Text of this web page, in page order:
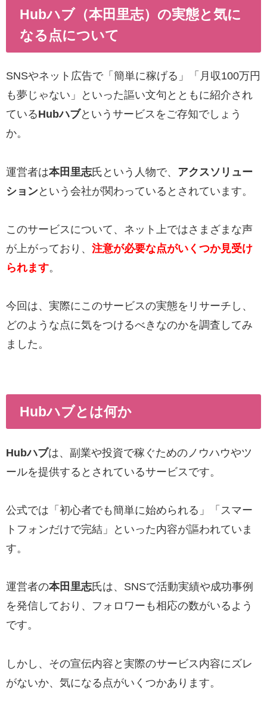
Hubハブ（本田里志）の実態と気に
なる点について
SNSやネット広告で「簡単に稼げる」「月収100万円
も夢じゃない」といった謳い文句とともに紹介され
ているHubハブというサービスをご存知でしょう
か。
運営者は本田里志氏という人物で、 アクスソリュー
ションという会社が関わっているとされています。
このサービスについて、ネット上ではさまざまな声
が上がっており、 注意が必要な点がいくつか見受け
られます。
今回は、実際にこのサービスの実態をリサーチし、
どのような点に気をつけるべきなのかを調査してみ
ました。
Hubハブとは何か
Hubハブは、副業や投資で稼ぐためのノウハウやツ
ールを提供するとされているサービスです。
公式では「初心者でも簡単に始められる」「スマー
トフォンだけで完結」といった内容が謳われていま
す。
運営者の本田里志氏は、SNSで活動実績や成功事例
を発信しており、フォロワーも相応の数がいるよう
です。
しかし、その宣伝内容と実際のサービス内容にズレ
がないか、気になる点がいくつかあります。